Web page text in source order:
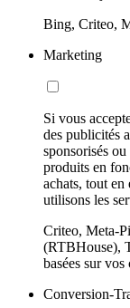
Bing, Criteo,
Marketing
Si vous
des publicités
sponsorisés
produits en
achats, tout
utilisons les
Criteo, Meta-
(RTBHouse),
basées sur
Conversion-